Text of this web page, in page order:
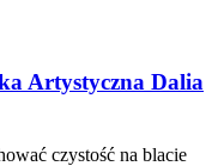
Artystyczna Dalia
czystość na blacie